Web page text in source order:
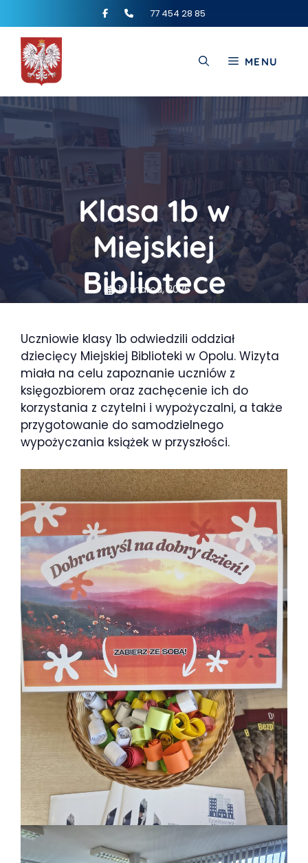
77 454 28 85
MENU
Klasa 1b w
Miejskiej
Bibliotece
19 marca, 2026
Uczniowie klasy 1b odwiedzili oddział
dziecięcy Miejskiej Biblioteki w Opolu. Wizyta
miała na celu zapoznanie uczniów z
księgozbiorem oraz zachęcenie ich do
korzystania z czytelni i wypożyczalni, a także
przygotowanie do samodzielnego
wypożyczania książek w przyszłości.